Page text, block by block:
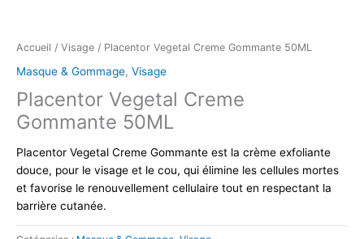
Accueil / Visage / Placentor Vegetal Creme Gommante 50ML
Masque & Gommage, Visage
Placentor Vegetal Creme
Gommante 50ML
Placentor Vegetal Creme Gommante est la crème exfoliante
douce, pour le visage et le cou, qui élimine les cellules mortes
et favorise le renouvellement cellulaire tout en respectant la
barrière cutanée.